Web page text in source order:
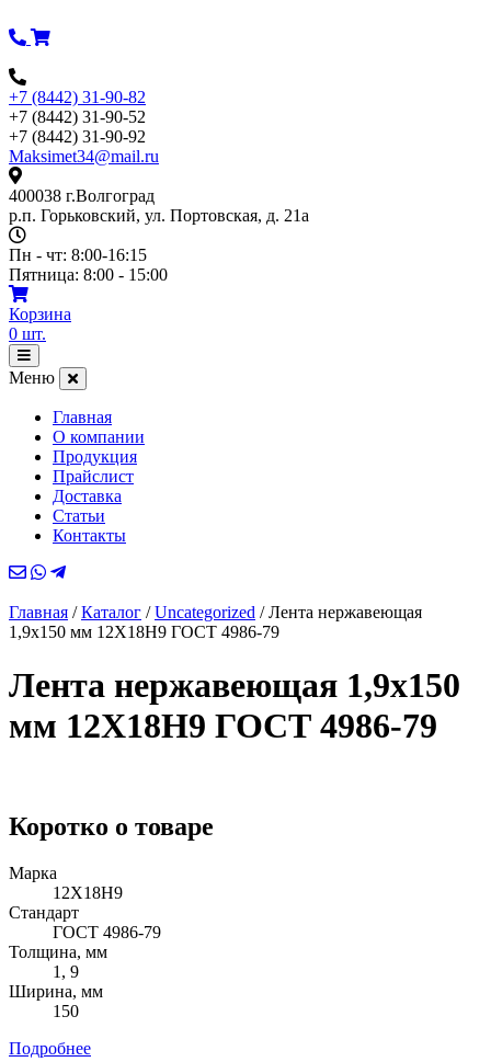
к
+7 (8442) 31-90-82
+7 (8442) 31-90-52
+7 (8442) 31-90-92
Maksimet34@mail.ru
400038 г.Волгоград
р.п. Горьковский, ул. Портовская, д. 21а
Пн - чт: 8:00-16:15
Пятница: 8:00 - 15:00
Корзина
0 шт.
Открыть
меню
Меню
Главная
О компании
Продукция
Прайслист
Доставка
Статьи
Контакты
Главная /Каталог /Uncategorized /Лента нержавеющая
1,9х150 мм 12Х18Н9 ГОСТ 4986-79
Лента нержавеющая 1,9х150
мм 12Х18Н9 ГОСТ 4986-79
Коротко о товаре
Марка
12Х18Н9
Стандарт
ГОСТ 4986-79
Толщина, мм
1, 9
Ширина, мм
150
Подробнее